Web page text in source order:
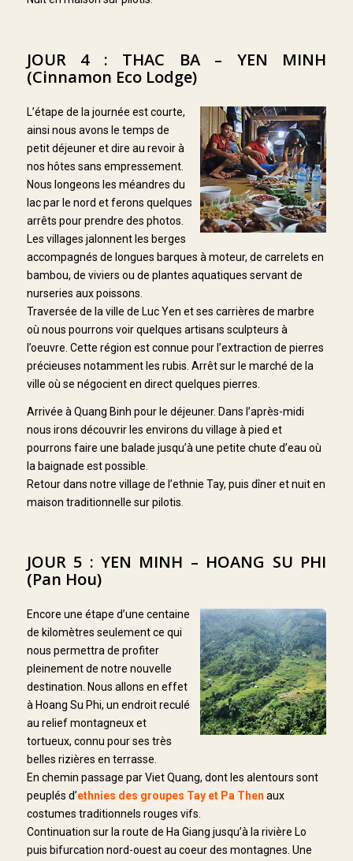
JOUR 4 : THAC BA – YEN MINH
(Cinnamon Eco Lodge)
L’étape de la journée est courte,
ainsi nous avons le temps de
petit déjeuner et dire au revoir à
nos hôtes sans empressement.
Nous longeons les méandres du
lac par le nord et ferons quelques
arrêts pour prendre des photos.
Les villages jalonnent les berges
accompagnés de longues barques à moteur, de carrelets en
bambou, de viviers ou de plantes aquatiques servant de
nurseries aux poissons.
Traversée de la ville de Luc Yen et ses carrières de marbre
où nous pourrons voir quelques artisans sculpteurs à
l’oeuvre. Cette région est connue pour l’extraction de pierres
précieuses notamment les rubis. Arrêt sur le marché de la
ville où se négocient en direct quelques pierres.
Arrivée à Quang Binh pour le déjeuner. Dans l’après-midi
nous irons découvrir les environs du village à pied et
pourrons faire une balade jusqu’à une petite chute d’eau où
la baignade est possible.
Retour dans notre village de l’ethnie Tay, puis dîner et nuit en
maison traditionnelle sur pilotis.
JOUR 5 : YEN MINH – HOANG SU PHI
(Pan Hou)
Encore une étape d’une centaine
de kilomètres seulement ce qui
nous permettra de profiter
pleinement de notre nouvelle
destination. Nous allons en effet
à Hoang Su Phi, un endroit reculé
au relief montagneux et
tortueux, connu pour ses très
belles rizières en terrasse.
En chemin passage par Viet Quang, dont les alentours sont
peuplés d’ethnies des groupes Tay et Pa Then aux
costumes traditionnels rouges vifs.
Continuation sur la route de Ha Giang jusqu’à la rivière Lo
puis bifurcation nord-ouest au coeur des montagnes. Une